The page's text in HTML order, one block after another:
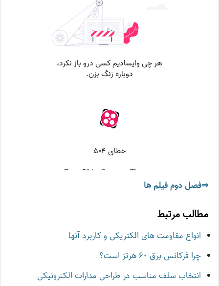
⇒فصل دوم فیلم ها
مطالب مرتبط
انواع مقاومت های الکتریکی و کاربرد آنها
چرا فرکانس برق ۶۰ هرتز است؟
انتخاب سلف مناسب در طراحی مدارات الکترونیکی